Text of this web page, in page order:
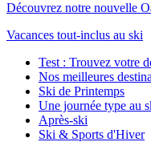
Découvrez notre nouvelle
Vacances tout-inclus au ski
Test : Trouvez votre
Nos meilleures
Ski de Printemps
Une journée type au
Après-ski
Ski & Sports d'Hiver